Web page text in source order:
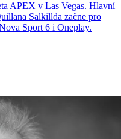
APEX v Las Vegas. Hlavní
Salkillda začne pro
Sport 6 i Oneplay.